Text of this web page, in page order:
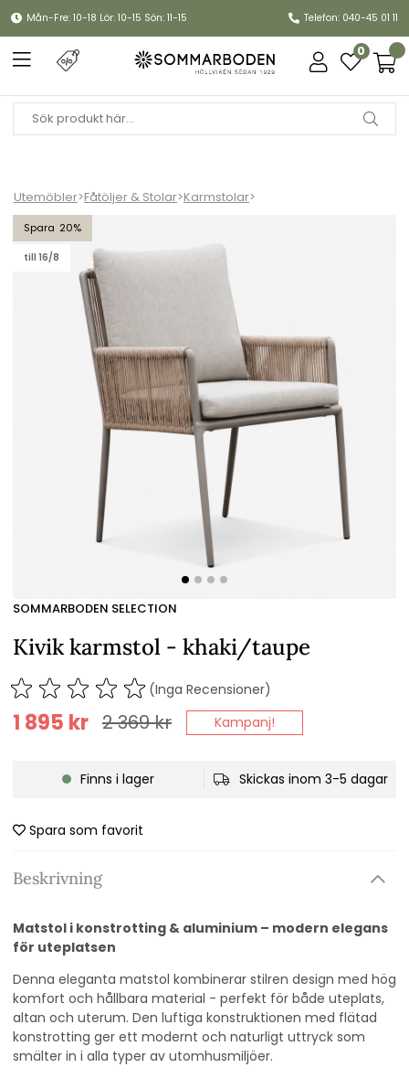
Mån-Fre: 10-18 Lör: 10-15 Sön: 11-15 Telefon: 040-45 01 11
0
Utemöbler>Fåtöljer & Stolar>Karmstolar>
20
till 16/8
Kivik karmstol - khaki/taupe
SOMMARBODEN SELECTION
Kivik karmstol - khaki/taupe
(Inga Recensioner)
2 369kr
1 895 kr Kampanj!
Finns i lager Skickas inom 3-5 dagar
Spara som favorit
Beskrivning
Matstol i konstrotting & aluminium – modern elegans
för uteplatsen
Denna eleganta matstol kombinerar stilren design med hög
komfort och hållbara material - perfekt för både uteplats,
altan och uterum. Den luftiga konstruktionen med flätad
konstrotting ger ett modernt och naturligt uttryck som
smälter in i alla typer av utomhusmiljöer.